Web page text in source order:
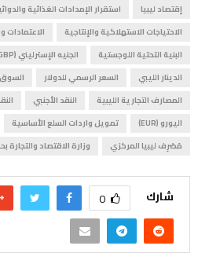
إقتصاد ليبيا استقرار الإمدادات الغذائية
الاحتياجات الاستهلاكية والإنتاجية
الاعتمادات
البنية التحتية اللوجستية
الجنيه الإسترليني (GBP)
الدينار الليبي
السعر الرسمي للدولار
المصارف التجارية الليبية
النقد الأجنبي
اليورو (EUR)
تمويل واردات السلع الأساسية
مَصْرِف ليبيا المركزي
وزارة الاقتصاد والتجارة
شارك 0